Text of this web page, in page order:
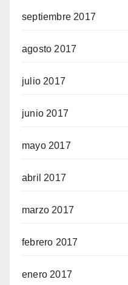
septiembre 2017
agosto 2017
julio 2017
junio 2017
mayo 2017
abril 2017
marzo 2017
febrero 2017
enero 2017